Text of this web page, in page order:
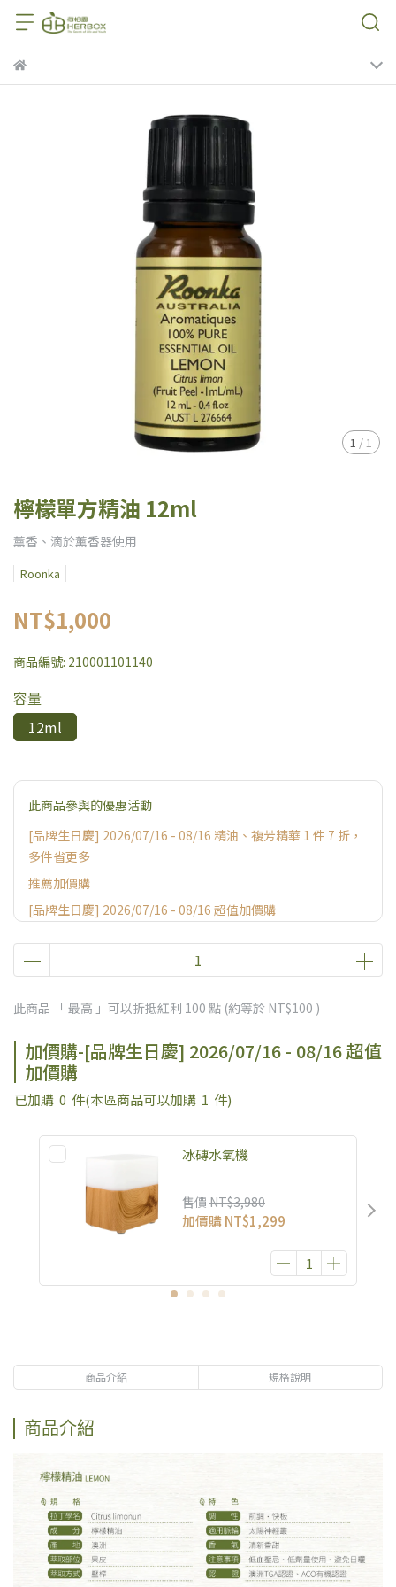
1 / 1
檸檬單方精油 12ml
薰香、滴於薰香器使用
Roonka
NT$1,000
商品編號: 210001101140
容量
12ml
此商品參與的優惠活動
[品牌生日慶] 2026/07/16 - 08/16 精油、複芳精華 1 件 7 折，
多件省更多
推薦加價購
[品牌生日慶] 2026/07/16 - 08/16 超值加價購
[加碼贈] 官網獨家限量消費好禮
此商品 「 最高 」可以折抵紅利 100 點 (約等於 NT$100 )
加價購-[品牌生日慶] 2026/07/16 - 08/16 超值
加價購
已加購 0 件(本區商品可以加購 1 件)
冰磚水氧機
售價 NT$3,980
加價購NT$1,299
商品介紹 規格說明
商品介紹